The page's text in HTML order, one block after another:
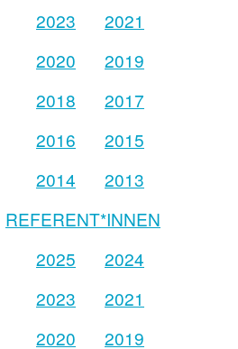
2023
2021
2020
2019
2018
2017
2016
2015
2014
2013
REFERENT*INNEN
2025
2024
2023
2021
2020
2019